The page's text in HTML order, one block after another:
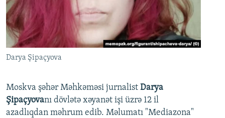
Darya Şipaçyova
Moskva şəhər Məhkəməsi jurnalist Darya
Şipaçyovanı dövlətə xəyanət işi üzrə 12 il
azadlıqdan məhrum edib. Məlumatı "Mediazona"